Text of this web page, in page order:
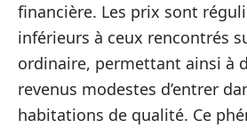
financière. Les prix sont
inférieurs à ceux rencontrés
ordinaire, permettant ainsi à
revenus modestes d’entrer
habitations de qualité. Ce